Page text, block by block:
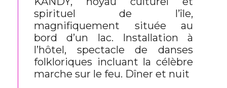
spirituel de l’île,
magnifiquement située au
bord d’un lac. Installation à
l’hôtel, spectacle de danses
folkloriques incluant la célèbre
marche sur le feu. Dîner et nuit